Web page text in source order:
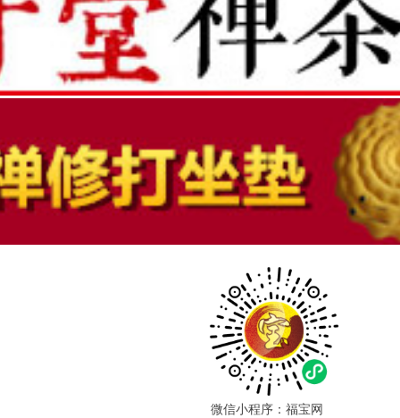
微信小程序：福宝网